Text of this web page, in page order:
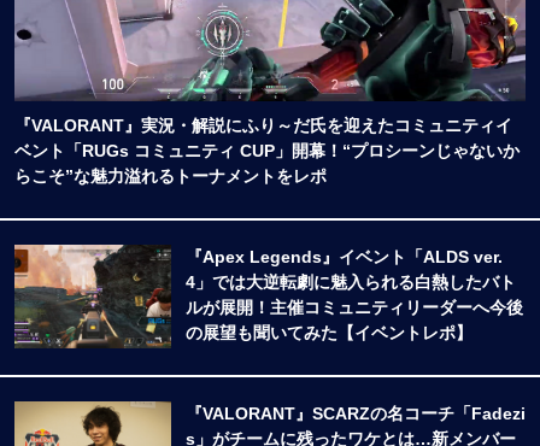
『VALORANT』実況・解説にふり～だ氏を迎えたコミュニティイ
ベント「RUGs コミュニティ CUP」開幕！“プロシーンじゃないか
らこそ”な魅力溢れるトーナメントをレポ
『Apex Legends』イベント「ALDS ver.
4」では大逆転劇に魅入られる白熱したバト
ルが展開！主催コミュニティリーダーへ今後
の展望も聞いてみた【イベントレポ】
『VALORANT』SCARZの名コーチ「Fadezi
s」がチームに残ったワケとは…新メンバー